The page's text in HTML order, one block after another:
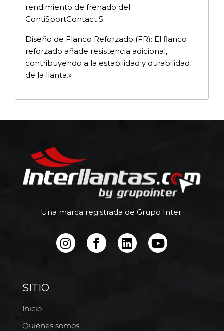
rendimiento de frenado del
ContiSportContact 5.
Diseño de Flanco Reforzado (FR): El flanco
reforzado añade resistencia adicional,
contribuyendo a la estabilidad y durabilidad
de la llanta.»
Una marca registrada de Grupo Inter.
SITIO
Inicio
Quiénes somos